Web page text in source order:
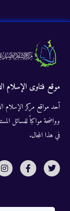
موقع فتاوى الإسلام
أحد مواقع مركز الإسلام
وواضحة مواكباً للمسائل
في هذا المجال.